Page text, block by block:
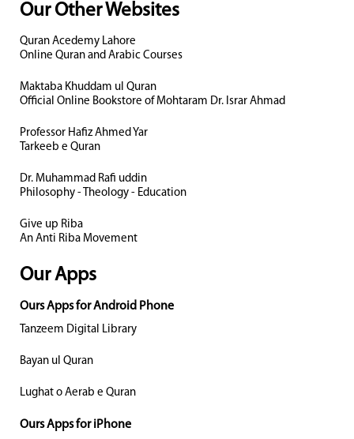
Our Other Websites
Quran Acedemy Lahore
Online Quran and Arabic Courses
Maktaba Khuddam ul Quran
Official Online Bookstore of Mohtaram Dr. Israr Ahmad
Professor Hafiz Ahmed Yar
Tarkeeb e Quran
Dr. Muhammad Rafi uddin
Philosophy - Theology - Education
Give up Riba
An Anti Riba Movement
Our Apps
Ours Apps for Android Phone
Tanzeem Digital Library
Bayan ul Quran
Lughat o Aerab e Quran
Ours Apps for iPhone